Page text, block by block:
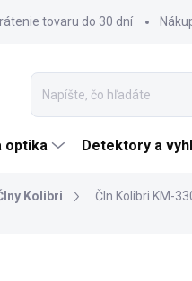
tovaru do 30 dní
optika Detektory a
Kolibri Čln Kolibri KM-